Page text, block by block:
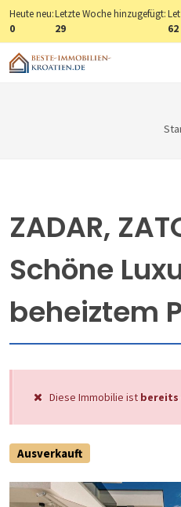
Heute neu:
0
Letzte Woche hinzugefügt:
29
62
ZADAR,
Schöne
beheiztem
Diese Immobilie ist bereits
Ausverkauft